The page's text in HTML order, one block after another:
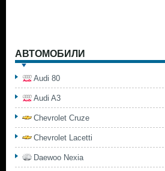
АВТОМОБИЛИ
Audi 80
Audi A3
Chevrolet Cruze
Chevrolet Lacetti
Daewoo Nexia